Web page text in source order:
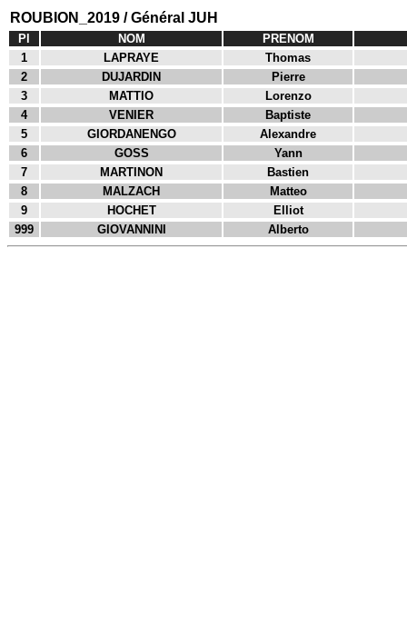
ROUBION_2019 / Général JUH
Pl NOM
PRENOM
1
LAPRAYE
Thomas
2
DUJARDIN
Pierre
3
MATTIO
Lorenzo
4
VENIER
Baptiste
5
GIORDANENGO
Alexandre
6
GOSS
Yann
7
MARTINON
Bastien
8
MALZACH
Matteo
9
HOCHET
Elliot
999
GIOVANNINI Alberto